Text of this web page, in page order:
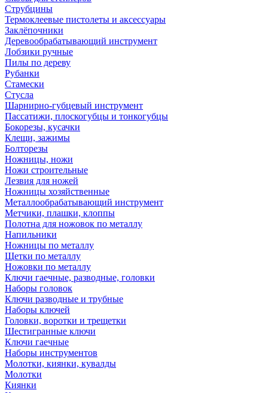
Струбцины
Термоклеевые пистолеты и аксессуары
Заклёпочники
Деревообрабатывающий инструмент
Лобзики ручные
Пилы по дереву
Рубанки
Стамески
Стусла
Шарнирно-губцевый инструмент
Пассатижи, плоскогубцы и тонкогубцы
Бокорезы, кусачки
Клещи, зажимы
Болторезы
Ножницы, ножи
Ножи строительные
Лезвия для ножей
Ножницы хозяйственные
Металлообрабатывающий инструмент
Метчики, плашки, клоппы
Полотна для ножовок по металлу
Напильники
Ножницы по металлу
Щетки по металлу
Ножовки по металлу
Ключи гаечные, разводные, головки
Наборы головок
Ключи разводные и трубные
Наборы ключей
Головки, воротки и трещетки
Шестигранные ключи
Ключи гаечные
Наборы инструментов
Молотки, киянки, кувалды
Молотки
Киянки